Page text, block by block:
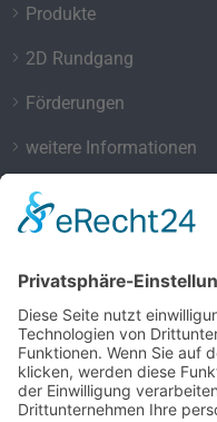
Produkte
2D Rundgang
Förderungen
weitere Informationen